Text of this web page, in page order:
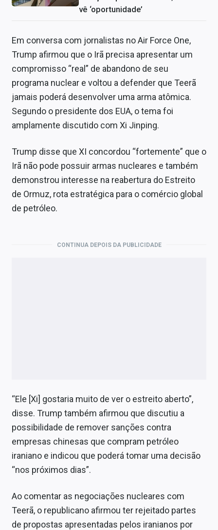
vê ‘oportunidade’
Em conversa com jornalistas no Air Force One,
Trump afirmou que o Irã precisa apresentar um
compromisso “real” de abandono de seu
programa nuclear e voltou a defender que Teerã
jamais poderá desenvolver uma arma atômica.
Segundo o presidente dos EUA, o tema foi
amplamente discutido com Xi Jinping.
Trump disse que XI concordou “fortemente” que o
Irã não pode possuir armas nucleares e também
demonstrou interesse na reabertura do Estreito
de Ormuz, rota estratégica para o comércio global
de petróleo.
CONTINUA DEPOIS DA PUBLICIDADE
“Ele [Xi] gostaria muito de ver o estreito aberto”,
disse. Trump também afirmou que discutiu a
possibilidade de remover sanções contra
empresas chinesas que compram petróleo
iraniano e indicou que poderá tomar uma decisão
“nos próximos dias”.
Ao comentar as negociações nucleares com
Teerã, o republicano afirmou ter rejeitado partes
de propostas apresentadas pelos iranianos por